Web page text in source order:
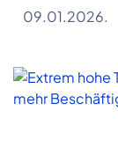
09.01.2026.